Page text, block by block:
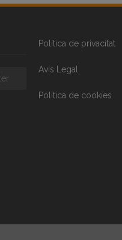
Política de privacitat
Avís Legal
Política de cookies